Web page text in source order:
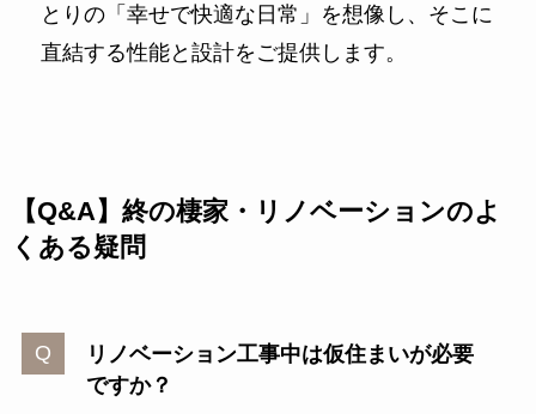
とりの「幸せで快適な日常」を想像し、そこに
直結する性能と設計をご提供します。
【Q&A】終の棲家・リノベーションのよ
くある疑問
リノベーション工事中は仮住まいが必要
ですか？